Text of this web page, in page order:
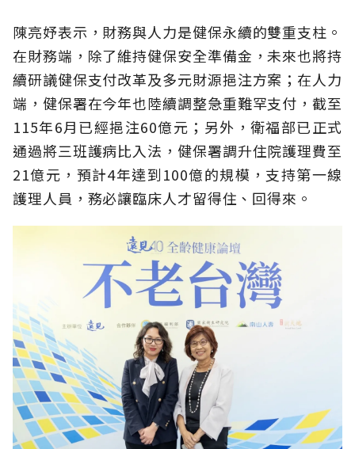
陳亮妤表示，財務與人力是健保永續的雙重支柱。
在財務端，除了維持健保安全準備金，未來也將持
續研議健保支付改革及多元財源挹注方案；在人力
端，健保署在今年也陸續調整急重難罕支付，截至
115年6月已經挹注60億元；另外，衛福部已正式
通過將三班護病比入法，健保署調升住院護理費至
21億元，預計4年達到100億的規模，支持第一線
護理人員，務必讓臨床人才留得住、回得來。